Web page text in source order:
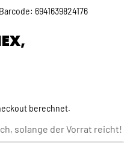
Barcode: 6941639824176
3
berechnet.
solange der Vorrat reicht!